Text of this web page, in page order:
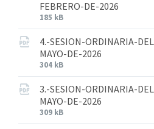
FEBRERO-DE-2026
185 kB
4.-SESION-ORDINARIA-
MAYO-DE-2026
304 kB
3.-SESION-ORDINARIA-
MAYO-DE-2026
309 kB